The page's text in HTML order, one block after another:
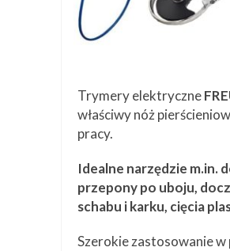
Trymery elektryczne
właściwy nóż
pracy.
Idealne narzędzie m.in.
przepony po uboju,
schabu i karku, cięcia
Szerokie zastosowanie w